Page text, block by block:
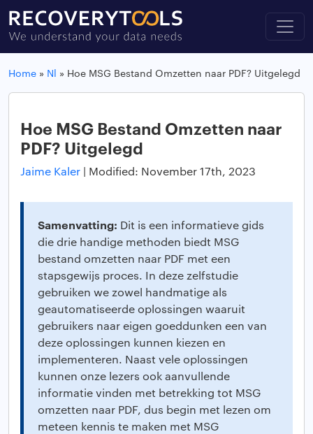
Home » Nl » Hoe MSG Bestand Omzetten naar PDF? Uitgelegd
Hoe MSG Bestand Omzetten naar
PDF? Uitgelegd
Jaime Kaler | Modified: November 17th, 2023
Samenvatting: Dit is een informatieve gids
die drie handige methoden biedt MSG
bestand omzetten naar PDF met een
stapsgewijs proces. In deze zelfstudie
gebruiken we zowel handmatige als
geautomatiseerde oplossingen waaruit
gebruikers naar eigen goeddunken een van
deze oplossingen kunnen kiezen en
implementeren. Naast vele oplossingen
kunnen onze lezers ook aanvullende
informatie vinden met betrekking tot MSG
omzetten naar PDF, dus begin met lezen om
meteen kennis te maken met MSG